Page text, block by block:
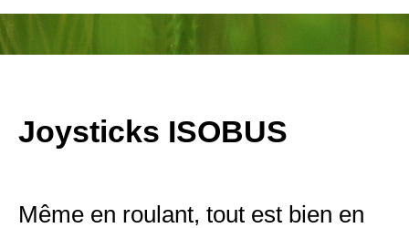
Joysticks ISOBUS
Même en roulant, tout est bien en